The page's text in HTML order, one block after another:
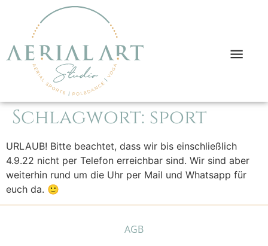
Schlagwort: sport
URLAUB! Bitte beachtet, dass wir bis einschließlich
4.9.22 nicht per Telefon erreichbar sind. Wir sind aber
weiterhin rund um die Uhr per Mail und Whatsapp für
euch da. 🙂
AGB